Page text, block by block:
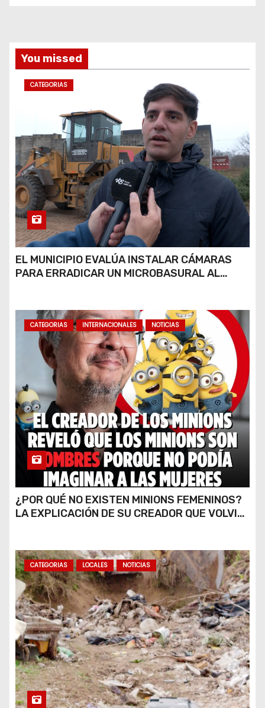
You missed
CATEGORIAS
EL MUNICIPIO EVALÚA INSTALAR CÁMARAS
PARA ERRADICAR UN MICROBASURAL AL
CATEGORIAS INTERNACIONALES NOTICIAS
¿POR QUÉ NO EXISTEN MINIONS FEMENINOS?
LA EXPLICACIÓN DE SU CREADOR QUE VOLVIÓ
CATEGORIAS LOCALES NOTICIAS